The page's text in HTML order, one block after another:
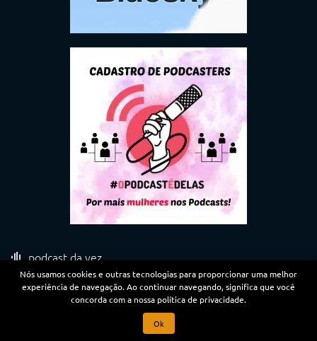
podcast da vez
PODCAST CINEM(AÇÃO) #656: MONOGAMIA E
AMOR ROMÂNTICO NO CINEMA
Nós usamos cookies e outras tecnologias para proporcionar uma melhor
experiência de navegação. Ao continuar navegando, significa que você
concorda com a nossa política de privacidade.
Ok